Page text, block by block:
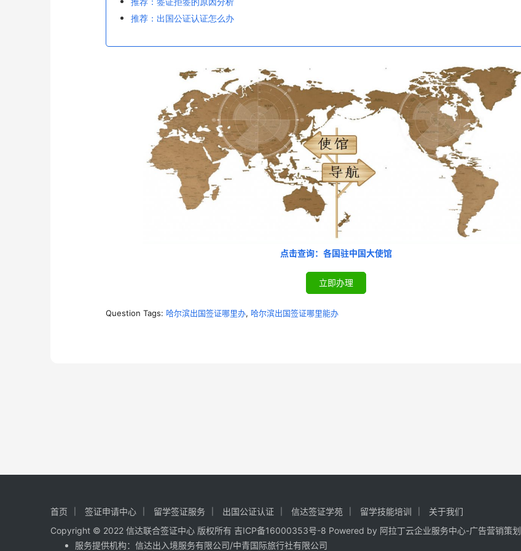
推荐：出国公证认证怎么办
点击查询：各国驻中国大使馆
立即办理
Question Tags: 哈尔滨出国签证哪里办, 哈尔滨出国签证哪里能办
中青旅信达联合签证中心
客户咨询服务台
首页 签证申请中心 留学签证服务 出国公证认证 信达签证学苑 留学技能培训
关于我们
Copyright © 2022 信达联合签证中心 版权所有 吉ICP备16000353号-8 Powered by 阿拉丁云企业服务中心-广告营销策划
服务提供机构： 信达出入境服务有限公司/中青国际旅行社有限公司